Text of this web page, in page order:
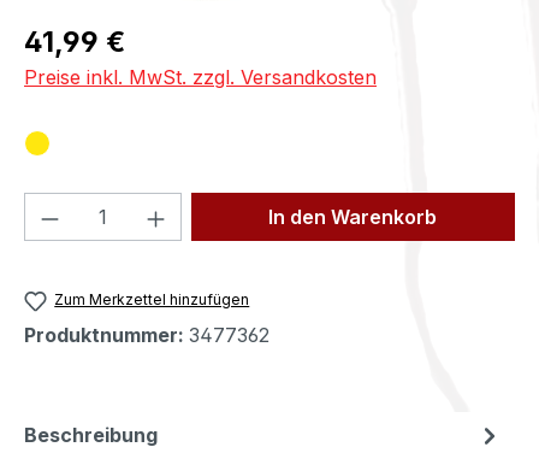
Regulärer Preis:
41,99 €
Preise inkl. MwSt. zzgl. Versandkosten
Produkt Anzahl: Gib denIn den Warenkorb
Zum Merkzettel hinzufügen
Produktnummer: 3477362
Beschreibung